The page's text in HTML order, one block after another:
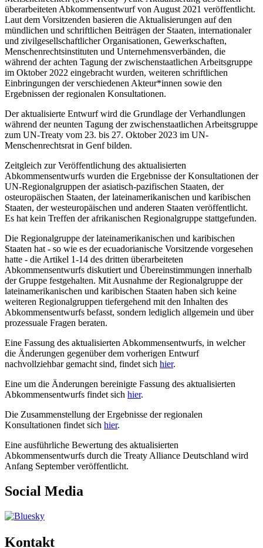
überarbeiteten Abkommensentwurf von August 2021 veröffentlicht.
Laut dem Vorsitzenden basieren die Aktualisierungen auf den
mündlichen und schriftlichen Beiträgen der Staaten, internationaler
und zivilgesellschaftlicher Organisationen, Gewerkschaften,
Menschenrechtsinstituten und Unternehmensverbänden, die
während der achten Tagung der zwischenstaatlichen Arbeitsgruppe
im Oktober 2022 eingebracht wurden, weiteren schriftlichen
Einbringungen der verschiedenen Akteur*innen sowie den
Ergebnissen der regionalen Konsultationen.
Der aktualisierte Entwurf wird die Grundlage der Verhandlungen
während der neunten Tagung der zwischenstaatlichen Arbeitsgruppe
zum UN-Treaty vom 23. bis 27. Oktober 2023 im UN-
Menschenrechtsrat in Genf bilden.
Zeitgleich zur Veröffentlichung des aktualisierten
Abkommensentwurfs wurden die Ergebnisse der Konsultationen der
UN-Regionalgruppen der asiatisch-pazifischen Staaten, der
osteuropäischen Staaten, der lateinamerikanischen und karibischen
Staaten, der westeuropäischen und anderen Staaten veröffentlicht.
Es hat kein Treffen der afrikanischen Regionalgruppe stattgefunden.
Die Regionalgruppe der lateinamerikanischen und karibischen
Staaten hat - so wie es der ecuadorianische Vorsitzende vorgesehen
hatte - die Artikel 1-14 des dritten überarbeiteten
Abkommensentwurfs diskutiert und Übereinstimmungen innerhalb
der Gruppe festgehalten. Mit Ausnahme der Regionalgruppe der
lateinamerikanischen und karibischen Staaten haben sich keine
weiteren Regionalgruppen tiefergehend mit den Inhalten des
Abkommensentwurfs befasst, sondern lediglich allgemein und über
prozessuale Fragen beraten.
Eine Fassung des aktualisierten Abkommensentwurfs, in welcher
die Änderungen gegenüber dem vorherigen Entwurf
nachvollziehbar gemacht sind, findet sich hier.
Eine um die Änderungen bereinigte Fassung des aktualisierten
Abkommensentwurfs findet sich hier.
Die Zusammenstellung der Ergebnisse der regionalen
Konsultationen findet sich hier.
Eine ausführliche Bewertung des aktualisierten
Abkommensentwurfs durch die Treaty Alliance Deutschland wird
Anfang September veröffentlicht.
Social Media
Kontakt